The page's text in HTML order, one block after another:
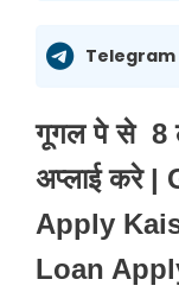
गूगल पे से 8
अप्लाई करे
Apply
Loan